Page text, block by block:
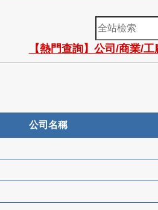
全
站
檢
索
【熱門查詢】公司/商業/
公司名稱